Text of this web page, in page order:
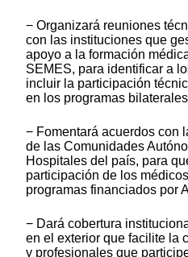
− Organizará reuniones
con las instituciones que
apoyo a la formación
SEMES, para identificar a
incluir la participación
en los programas
− Fomentará acuerdos con
de las Comunidades
Hospitales del país, para
participación de los
programas financiados por
− Dará cobertura
en el exterior que facilite la
y profesionales que